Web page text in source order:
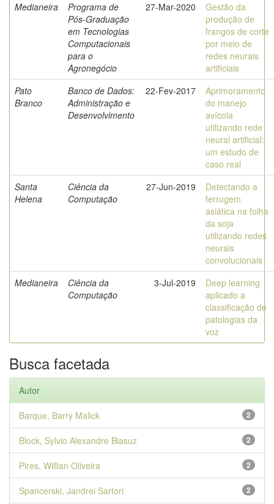
Medianeira
Programa de
Pós-Graduação
em Tecnologias
Computacionais
para o
Agronegócio
27-Mar-2020
Gestão da
produção de
frangos de corte
por meio de
redes neurais
artificiais
Pato
Branco
Banco de Dados:
Administração e
Desenvolvimento
22-Fev-2017
Aprimoramento
do manejo
avícola
utilizando rede
neural artificial:
um estudo de
caso real
Santa
Helena
Ciência da
Computação
27-Jun-2019
Detectando a
ferrugem
asiática na folha
da soja
utilizando redes
neurais
convolucionais
Medianeira
Ciência da
Computação
3-Jul-2019
Deep learning
aplicado a
classificação de
patologias da
voz
Busca facetada
Autor
2
Barque, Barry Malick
2
Block, Sylvio Alexandre Biasuz
2
Pires, Willian Oliveira
2
Spancerski, Jandrei Sartori